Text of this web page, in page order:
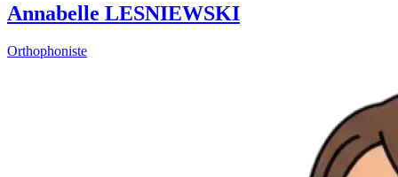
Annabelle LESNIEWSKI
Orthophoniste